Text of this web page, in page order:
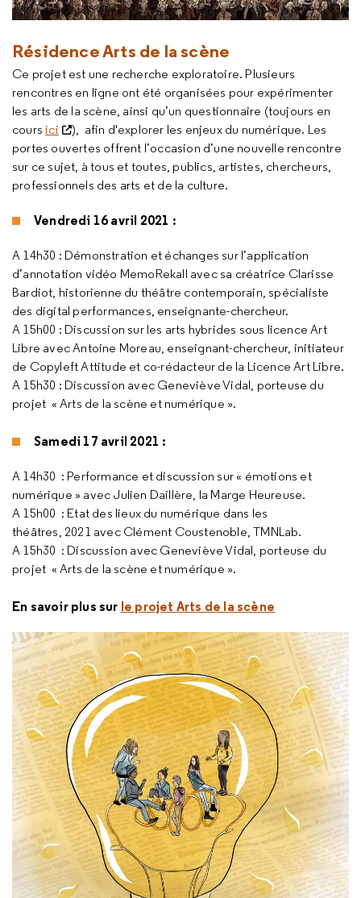
Résidence Arts de la scène
Ce projet est une recherche exploratoire. Plusieurs
rencontres en ligne ont été organisées pour expérimenter
les arts de la scène, ainsi qu’un questionnaire (toujours en
coursici
), afin d'explorer les enjeux du numérique. Les
portes ouvertes offrent l’occasion d’une nouvelle rencontre
sur ce sujet, à tous et toutes, publics, artistes, chercheurs,
professionnels des arts et de la culture.
Vendredi 16 avril 2021 :
A 14h30 : Démonstration et échanges sur l’application
d’annotation vidéo MemoRekall avec sa créatrice Clarisse
Bardiot, historienne du théâtre contemporain, spécialiste
des digital performances, enseignante-chercheur.
A 15h00 : Discussion sur les arts hybrides sous licence Art
Libre avec Antoine Moreau, enseignant-chercheur, initiateur
de Copyleft Attitude et co-rédacteur de la Licence Art Libre.
A 15h30 : Discussion avec Geneviève Vidal, porteuse du
projet « Arts de la scène et numérique ».
Samedi 17 avril 2021 :
A 14h30 : Performance et discussion sur « émotions et
numérique » avec Julien Daillère, la Marge Heureuse.
A 15h00 : Etat des lieux du numérique dans les
théâtres, 2021 avec Clément Coustenoble, TMNLab.
A 15h30 : Discussion avec Geneviève Vidal, porteuse du
projet « Arts de la scène et numérique ».
En savoir plus sur le projet Arts de la scène